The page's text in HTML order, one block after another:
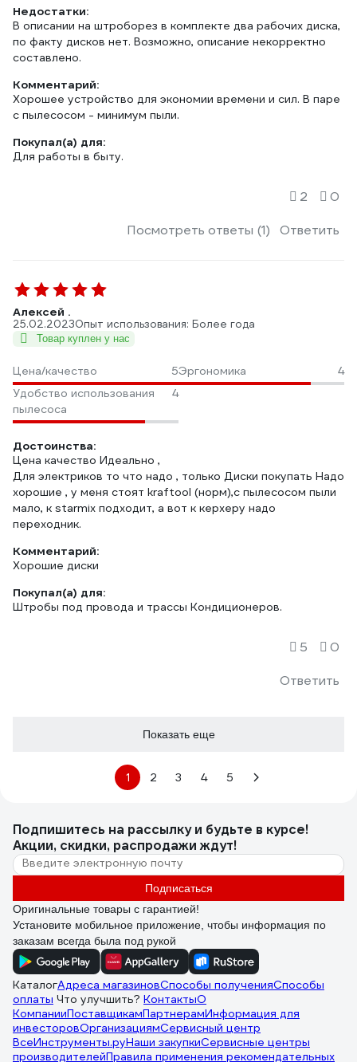
Недостатки:
В описании на штроборез в комплекте два рабочих диска,
по факту дисков нет. Возможно, описание некорректно
составлено.
Комментарий:
Хорошее устройство для экономии времени и сил. В паре
с пылесосом - минимум пыли.
Покупал(а) для:
Для работы в быту.
Посмотреть ответы (1) Ответить
2 0
Алексей .
25.02.2023Опыт использования: Более года
Товар куплен у нас
Цена/качество 5Эргономика
4
Удобство использования
пылесоса
4
Достоинства:
Цена качество Идеально ,
Для электриков то что надо , только Диски покупать Надо
хорошие , у меня стоят kraftool (норм),с пылесосом пыли
мало, к starmix подходит, а вот к керхеру надо
переходник.
Комментарий:
Хорошие диски
Покупал(а) для:
Штробы под провода и трассы Кондиционеров.
Ответить
5 0
Показать еще
1 2 3 4 5
Подпишитесь на рассылкуи будьте в курсе!
Акции, скидки, распродажи ждут!
Подписаться
Оригинальные товары с гарантией!
Установите мобильное приложение, чтобы информация по
заказам всегда была под рукой
КаталогАдреса магазиновСпособы полученияСпособы
оплаты Что улучшить? КонтактыО
КомпанииПоставщикамПартнерамИнформация для
инвесторовОрганизациямСервисный центр
ВсеИнструменты.руНаши закупкиСервисные центры
производителейПравила применения рекомендательных